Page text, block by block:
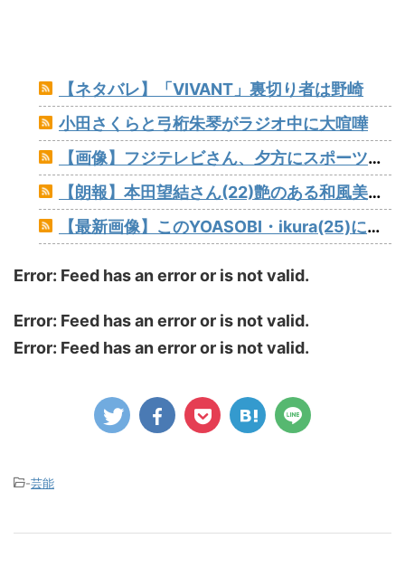
【ネタバレ】「VIVANT」裏切り者は野崎
小田さくらと弓桁朱琴がラジオ中に大喧嘩
【画像】フジテレビさん、夕方にスポーツトレーナーの見せブラをモロ流し
【朗報】本田望結さん(22)艶のある和風美人に育成成功
【最新画像】このYOASOBI・ikura(25)にパイズリされて射精しないヤツなんているの？
Error: Feed has an error or is not valid.
Error: Feed has an error or is not valid.
Error: Feed has an error or is not valid.
-芸能